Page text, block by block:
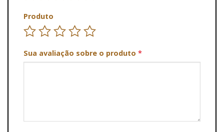
Produto
Sua avaliação sobre o produto *